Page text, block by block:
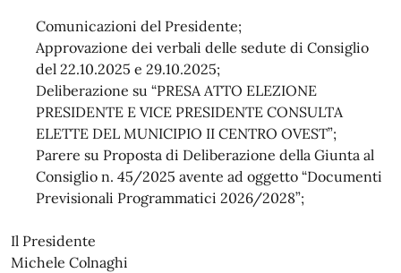
Comunicazioni del Presidente;
Approvazione dei verbali delle sedute di Consiglio
del 22.10.2025 e 29.10.2025;
Deliberazione su “PRESA ATTO ELEZIONE
PRESIDENTE E VICE PRESIDENTE CONSULTA
ELETTE DEL MUNICIPIO II CENTRO OVEST”;
Parere su Proposta di Deliberazione della Giunta al
Consiglio n. 45/2025 avente ad oggetto “Documenti
Previsionali Programmatici 2026/2028”;
Il Presidente
Michele Colnaghi